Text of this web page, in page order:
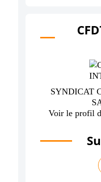
SYNDICAT
Voir le profil